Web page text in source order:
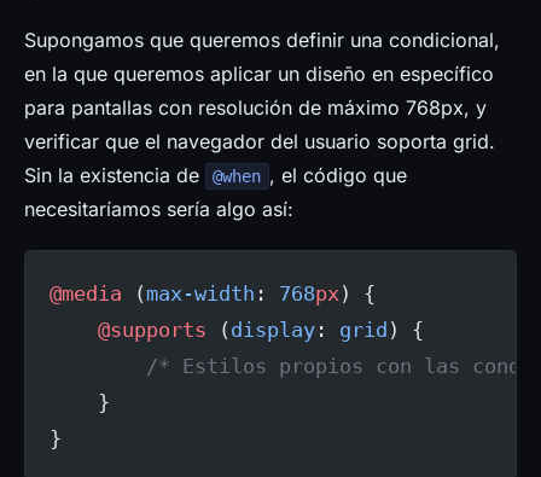
Supongamos que queremos definir una condicional,
en la que queremos aplicar un diseño en específico
para pantallas con resolución de máximo 768px, y
verificar que el navegador del usuario soporta grid.
Sin la existencia de
@when , el código que
necesitaríamos sería algo así:
@media ( max-width : 768px) {
    @supports
( display : grid ) {
/* Estilos propios con las
    }
}